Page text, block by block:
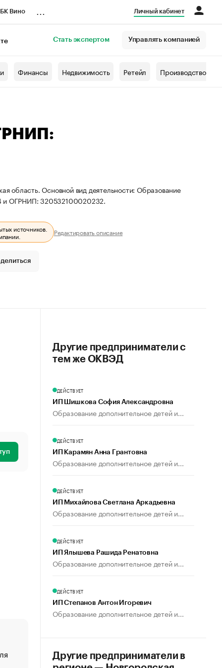
Вино Личный кабинет
Стать экспертом Управлять компанией
Финансы Недвижимость Ретейл Производство
область. Основной вид деятельности: Образование
и ОГРНИП: 320532100020232.
источников.
Редактировать описание
«От спорта тело стареет иначе». Как живет глава
создавшей GTA
Другие предприниматели с
тем же ОКВЭД
ДЕЙСТВУЕТ
ИП Шишкова София Александровна
Образование дополнительное детей и...
ДЕЙСТВУЕТ
ИП Карамян Анна Грантовна
Образование дополнительное детей и...
ДЕЙСТВУЕТ
ИП Михайлова Светлана Аркадьевна
Образование дополнительное детей и...
ДЕЙСТВУЕТ
ИП Ялышева Рашида Ренатовна
Образование дополнительное детей и...
ДЕЙСТВУЕТ
ИП Степанов Антон Игоревич
Образование дополнительное детей и...
Другие предприниматели в